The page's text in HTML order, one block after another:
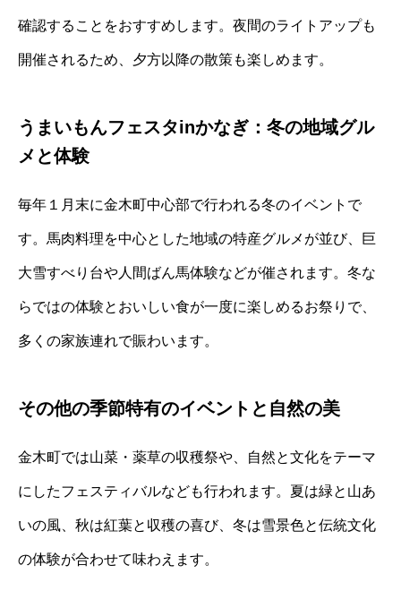
確認することをおすすめします。夜間のライトアップも
開催されるため、夕方以降の散策も楽しめます。
うまいもんフェスタinかなぎ：冬の地域グル
メと体験
毎年１月末に金木町中心部で行われる冬のイベントで
す。馬肉料理を中心とした地域の特産グルメが並び、巨
大雪すべり台や人間ばん馬体験などが催されます。冬な
らではの体験とおいしい食が一度に楽しめるお祭りで、
多くの家族連れで賑わいます。
その他の季節特有のイベントと自然の美
金木町では山菜・薬草の収穫祭や、自然と文化をテーマ
にしたフェスティバルなども行われます。夏は緑と山あ
いの風、秋は紅葉と収穫の喜び、冬は雪景色と伝統文化
の体験が合わせて味わえます。